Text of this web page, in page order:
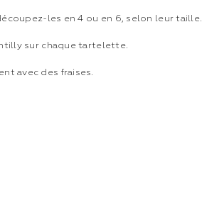
les en 4 ou en 6, selon leur taille.
sur chaque tartelette.
avec des fraises.